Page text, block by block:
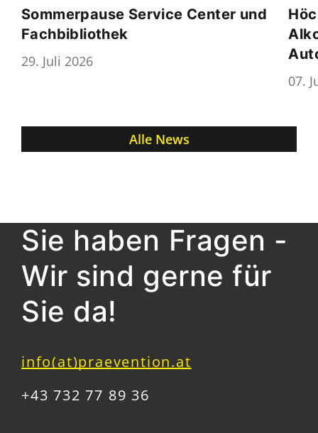
Sommerpause Service Center und
Fachbibliothek
29. Juli 2026
07.
Alle News
Sie haben Fragen -
Wir sind gerne für
Sie da!
info(at)praevention.at
+43 732 77 89 36